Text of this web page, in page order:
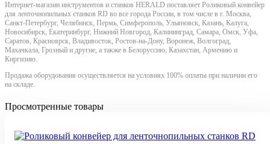
Интернет-магазин инструментов и станков HERALD поставляет Роликовый конвейер
для ленточнопильных станков RD во все города России, в том числе в г. Москва,
Санкт-Петербург, Челябинск, Пермь, Симферополь, Ульяновск, Казань, Калуга,
Новосибирск, Екатеринбург, Нижний Новгород, Калининград, Самара, Омск, Уфа,
Саратов, Красноярск, Владивосток, Ростов-на-Дону, Воронеж, Волгоград,
Махачкала, Грозный и другие, а также в Белоруссию, Казахстан, Армению и
Киргизию.
Продажа оборудования осуществляется на условиях 100% оплаты при наличии его
на складе.
Просмотренные товары